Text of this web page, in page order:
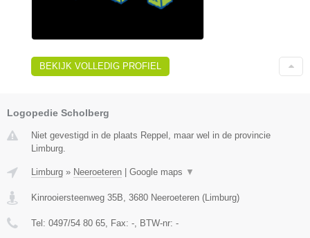
BEKIJK VOLLEDIG PROFIEL
Logopedie Scholberg
Niet gevestigd in de plaats Reppel, maar wel in de provincie
Limburg.
Limburg » Neeroeteren | Google maps ▼
Kinrooiersteenweg 35B 3680 Neeroeteren (Limburg)
Tel: 0497/54 80 65 , Fax: - , BTW-nr: -